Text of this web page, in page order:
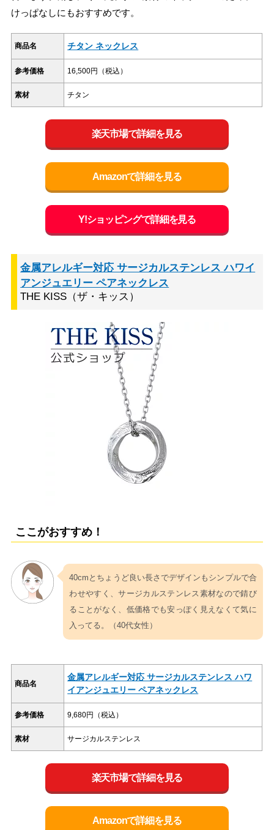
けっぱなしにもおすすめです。
商品名 チタン ネックレス
参考価格 16,500円（税込）
素材 チタン
楽天市場で詳細を見る
Amazonで詳細を見る
Y!ショッピングで詳細を見る
金属アレルギー対応 サージカルステンレス ハワイ
アンジュエリー ペアネックレス
THE KISS（ザ・キッス）
ここがおすすめ！
40cmとちょうど良い長さでデザインもシンプルで合
わせやすく、サージカルステンレス素材なので錆び
ることがなく、低価格でも安っぽく見えなくて気に
入ってる。（40代女性）
商品名
金属アレルギー対応 サージカルステンレス ハワ
イアンジュエリー ペアネックレス
参考価格 9,680円（税込）
素材 サージカルステンレス
楽天市場で詳細を見る
Amazonで詳細を見る